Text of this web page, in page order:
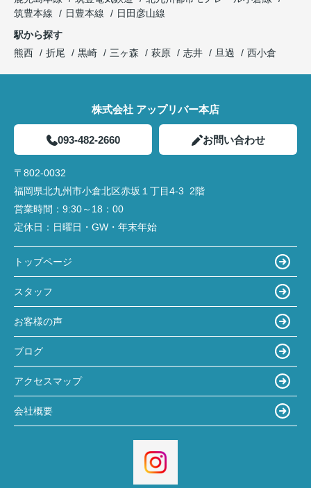
筑豊本線
日豊本線
日田彦山線
駅から探す
熊西
折尾 黒崎 三ヶ森 萩原 志井 旦過 西小倉
株式会社 アップリバー本店
093-482-2660 お問い合わせ
〒802-0032
福岡県北九州市小倉北区赤坂１丁目4‐3 2階
営業時間： 9:30～18：00
定休日： 日曜日・GW・年末年始
トップページ
スタッフ
お客様の声
ブログ
アクセスマップ
会社概要